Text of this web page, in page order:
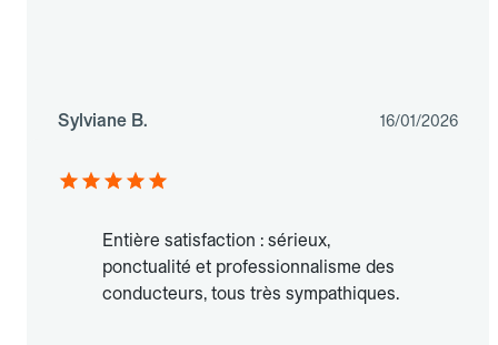
Sylviane B. 16/01/2026
Entière satisfaction : sérieux,
ponctualité et professionnalisme des
conducteurs, tous très sympathiques.